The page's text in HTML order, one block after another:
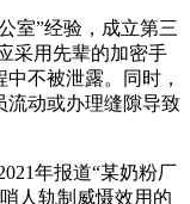
”经验，成立第三
采用先辈的加密手
不被泄露。同时，
流动或办理缝隙导致
年报道“某奶粉厂
人轨制威慑效用的